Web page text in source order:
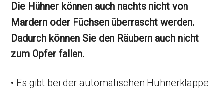
Die Hühner können auch nachts nicht von
Mardern oder Füchsen überrascht werden.
Dadurch können Sie den Räubern auch nicht
zum Opfer fallen.
• Es gibt bei der automatischen Hühnerklappe